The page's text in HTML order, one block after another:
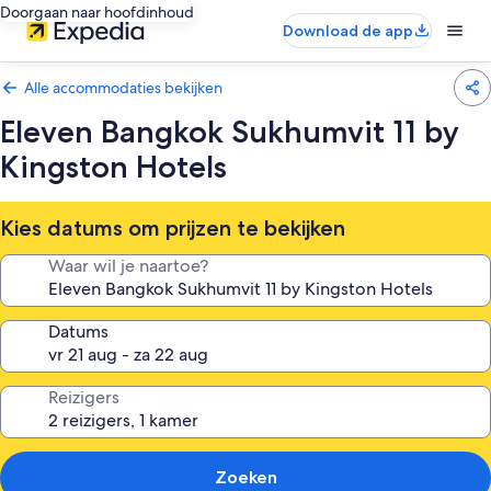
Doorgaan naar hoofdinhoud
Download de app
Alle accommodaties bekijken
Eleven Bangkok Sukhumvit 11 by
Kingston Hotels
Kies datums om prijzen te bekijken
Waar wil je naartoe?
Datums
Reizigers
Zoeken